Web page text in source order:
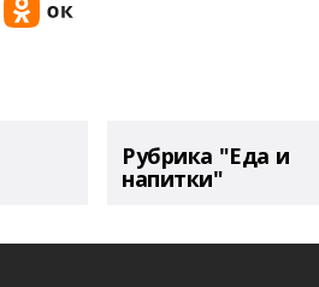
Рубрика "Еда и
напитки"